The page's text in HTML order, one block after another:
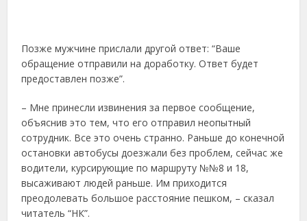
Позже мужчине прислали другой ответ: “Ваше
обращение отправили на доработку. Ответ будет
предоставлен позже”.
– Мне принесли извинения за первое сообщение,
объяснив это тем, что его отправил неопытный
сотрудник. Все это очень странно. Раньше до конечной
остановки автобусы доезжали без проблем, сейчас же
водители, курсирующие по маршруту №№8 и 18,
высаживают людей раньше. Им приходится
преодолевать большое расстояние пешком, – сказал
читатель “НК”.